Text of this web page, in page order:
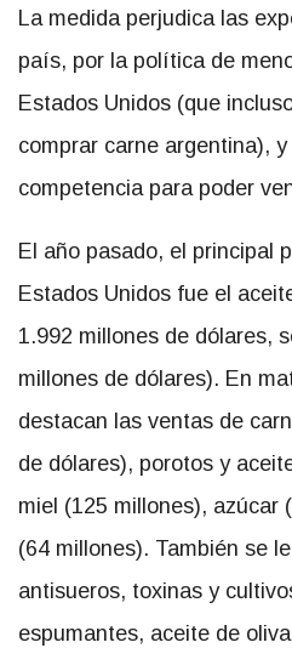
La medida perjudica las
país, por la política de
Estados Unidos (que
comprar carne argentina),
competencia para poder
El año pasado, el principal
Estados Unidos fue el
1.992 millones de dólares,
millones de dólares). En
destacan las ventas de
de dólares), porotos y
miel (125 millones), azúcar
(64 millones). También se
antisueros, toxinas y
espumantes, aceite de